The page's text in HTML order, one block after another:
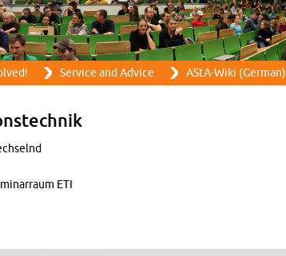
Skip to main content
Ser­vice and Ad­vice AStA-Wiki (Ger­man)
ETI